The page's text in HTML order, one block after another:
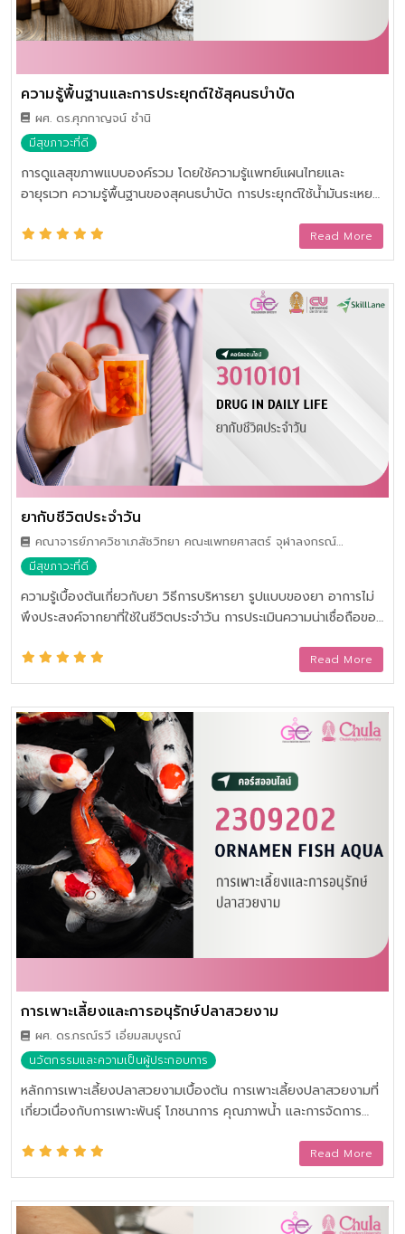
ความรู้พื้นฐานและการประยุกต์ใช้สุคนธบำบัด
ผศ. ดร.ศุภกาญจน์ ชำนิ
มีสุขภาวะที่ดี
การดูแลสุขภาพแบบองค์รวม โดยใช้ความรู้แพทย์แผนไทยและ
อายุรเวท ความรู้พื้นฐานของสุคนธบำบัด การประยุกต์ใช้น้ำมันระเหย
สุขภาพและความงาม รวมทั้งกฎหมายและข้อบังคับที่เกี่ยวข้องRead More
ยากับชีวิตประจำวัน
คณาจารย์ภาควิชาเภสัชวิทยา คณะแพทยศาสตร์ จุฬาลงกรณ์
มหาวิทยาลัย
มีสุขภาวะที่ดี
ความรู้เบื้องต้นเกี่ยวกับยา วิธีการบริหารยา รูปแบบของยา อาการไม่
พึงประสงค์จากยาที่ใช้ในชีวิตประจำวัน การประเมินความน่าเชื่อถือของ
Read More
การเพาะเลี้ยงและการอนุรักษ์ปลาสวยงาม
ผศ. ดร.กรณ์รวี เอี่ยมสมบูรณ์
นวัตกรรมและความเป็นผู้ประกอบการ
หลักการเพาะเลี้ยงปลาสวยงามเบื้องต้น การเพาะเลี้ยงปลาสวยงามที่
เกี่ยวเนื่องกับการเพาะพันธุ์ โภชนาการ คุณภาพน้ำ และการจัดการ
เลี้ยงเพื่อการอนุรักษ์ การจัดตู้ปลาและพรรณไม้น้ำ แผนธุรกิจและการ
พัฒนาแบรนด์สัตว์น้ำสวยงามเพื่อการส่งออก การศึกษาภาคสนาม
Read More